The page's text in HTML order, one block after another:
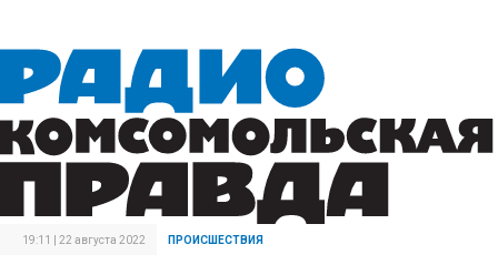
19:11 | 22 августа 2022 ПРОИСШЕСТВИЯ